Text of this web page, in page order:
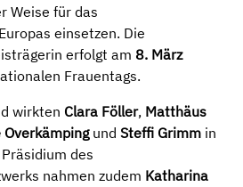
Weise für das
einsetzen. Die
erfolgt am 8. März
Frauentags.
wirkten Clara Föller, Matthäus
Overkämpingund Steffi Grimm in
des
nahmen zudem Katharina